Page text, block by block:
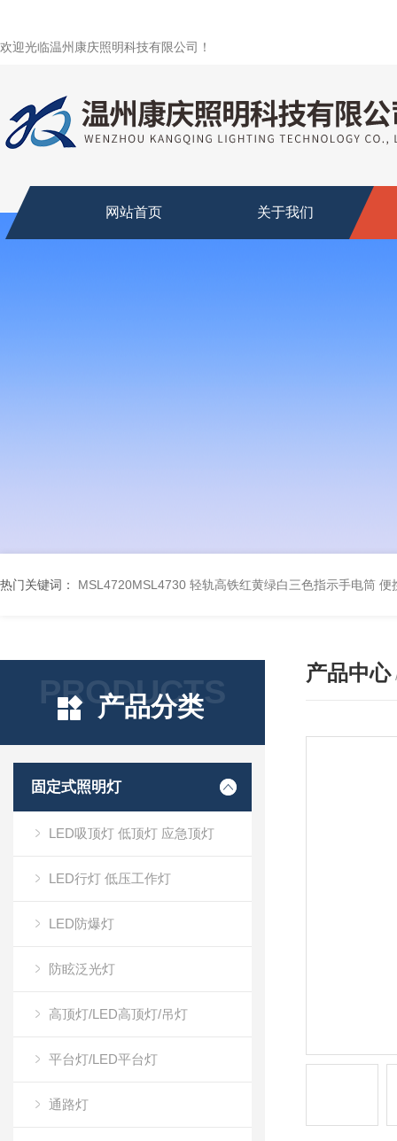
欢迎光临温州康庆照明科技有限公司！
网站首页 关于我们
热门关键词： MSL4720MSL4730 轻轨高铁红黄绿白三色指示手电筒 便
PRODUCTS
产品分类
固定式照明灯
LED吸顶灯 低顶灯 应急顶灯
LED行灯 低压工作灯
LED防爆灯
防眩泛光灯
高顶灯/LED高顶灯/吊灯
平台灯/LED平台灯
通路灯
产品中心